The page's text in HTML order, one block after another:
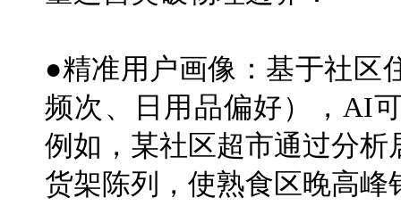
●精准用户画像：基于社区
频次、日用品偏好），AI
例如，某社区超市通过分
货架陈列，使熟食区晚高峰